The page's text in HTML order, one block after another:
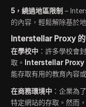
5，繞過地區限制 –
的內容，輕鬆解除基於
Interstellar Proxy 的
在學校中 ：許多學校會
取。 Interstellar Proxy
能存取有用的教育內容
在商務環境中 ：企業為
特定網站的存取。然而